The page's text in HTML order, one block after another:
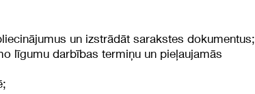
un izstrādāt sarakstes dokumentus;
līgumu darbības termiņu un pieļaujamās